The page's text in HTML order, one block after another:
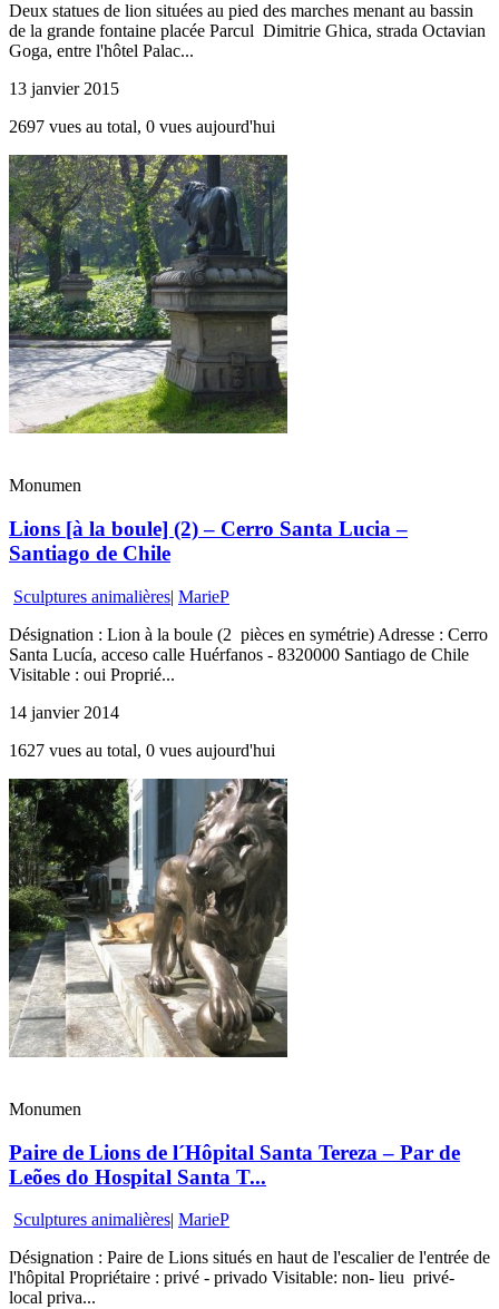
Deux statues de lion situées au pied des marches menant au bassin
de la grande fontaine placée Parcul Dimitrie Ghica, strada Octavian
Goga, entre l'hôtel Palac...
13 janvier 2015
2697 vues au total, 0 vues aujourd'hui
Monumen
Lions [à la boule] (2) – Cerro Santa Lucia –
Santiago de Chile
Sculptures animalières| MarieP
Désignation : Lion à la boule (2 pièces en symétrie) Adresse : Cerro
Santa Lucía, acceso calle Huérfanos - 8320000 Santiago de Chile
Visitable : oui Proprié...
14 janvier 2014
1627 vues au total, 0 vues aujourd'hui
Monumen
Paire de Lions de l´Hôpital Santa Tereza – Par de
Leões do Hospital Santa T...
Sculptures animalières| MarieP
Désignation : Paire de Lions situés en haut de l'escalier de l'entrée de
l'hôpital Propriétaire : privé - privado Visitable: non- lieu privé-
local priva...